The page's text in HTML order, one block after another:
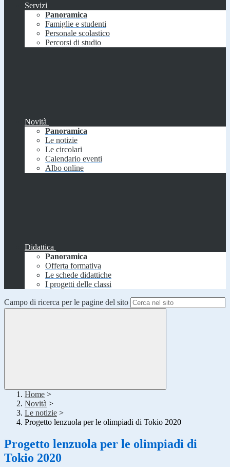
Servizi
Panoramica
Famiglie e studenti
Personale scolastico
Percorsi di studio
Novità
Panoramica
Le notizie
Le circolari
Calendario eventi
Albo online
Didattica
Panoramica
Offerta formativa
Le schede didattiche
I progetti delle classi
Campo di ricerca per le pagine del sito
Home >
Novità >
Le notizie >
Progetto lenzuola per le olimpiadi di Tokio 2020
Progetto lenzuola per le olimpiadi di
Tokio 2020